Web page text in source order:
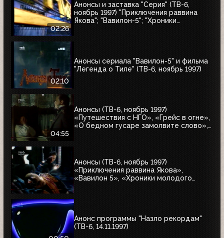
02:26
Анонсы и заставка "Серия" (ТВ-6,
ноябрь 1997) "Приключения раввина
Якова"; "Вавилон-5"; "Хроники
02:10
Анонсы сериала "Вавилон-5" и фильма
"Легенда о Тиле" (ТВ-6, ноябрь 1997)
04:55
Анонсы (ТВ-6, ноябрь 1997)
«Путешествия с НГО», «Грейс в огне»,
«О бедном гусаре замолвите слово»,
Анонсы (ТВ-6, ноябрь 1997)
«Приключения раввина Якова»,
«Вавилон 5», «Хроники молодого
Анонс программы "Назло рекордам"
(ТВ-6, 14.11.1997)